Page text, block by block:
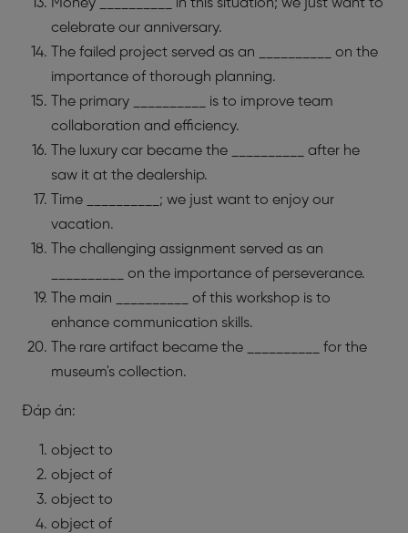
celebrate our anniversary.
The failed project served as an __________ on the
importance of thorough planning.
The primary __________ is to improve team
collaboration and efficiency.
The luxury car became the __________ after he
saw it at the dealership.
Time __________; we just want to enjoy our
vacation.
The challenging assignment served as an
__________ on the importance of perseverance.
The main __________ of this workshop is to
enhance communication skills.
The rare artifact became the __________ for the
museum's collection.
Đáp án:
object to
object of
object to
object of